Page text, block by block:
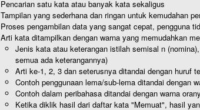
Pencarian satu kata atau banyak kata sekaligus
Tampilan yang sederhana dan ringan untuk kemudahan
Proses pengambilan data yang sangat cepat, pengguna
Arti kata ditampilkan dengan warna yang memudahkan
Jenis kata atau keterangan istilah semisal n
semua ada keterangannya)
Arti ke-1, 2, 3 dan seterusnya ditandai dengan huruf
Contoh penggunaan lema/sub-lema ditandai dengan
Contoh dalam peribahasa ditandai dengan warna
Ketika diklik hasil dari daftar kata "Memuat", hasil